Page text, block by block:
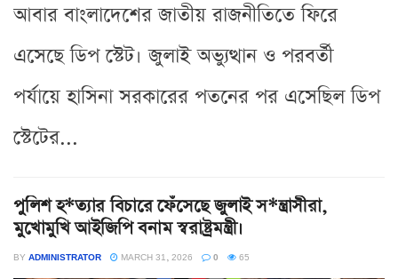
আবার বাংলাদেশের জাতীয় রাজনীতিতে ফিরে
এসেছে ডিপ স্টেট। জুলাই অভ্যুত্থান ও পরবর্তী
পর্যায়ে হাসিনা সরকারের পতনের পর এসেছিল ডিপ
স্টেটের...
পুলিশ হ*ত্যার বিচারে ফেঁসেছে জুলাই স*ন্ত্রাসীরা,
মুখোমুখি আইজিপি বনাম স্বরাষ্ট্রমন্ত্রী।
BY ADMINISTRATOR MARCH 31, 2026 0 65